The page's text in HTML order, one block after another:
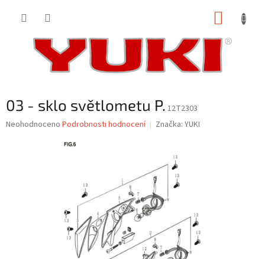
03 - sklo světlometu P. 12T2303
Průměrné
Neohodnoceno Podrobnosti hodnocení Značka: YUKI